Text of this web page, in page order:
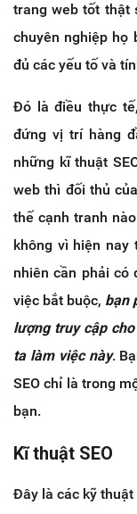
trang web tốt thật
chuyên nghiệp họ
đủ các yếu tố và
Đó là điều thực
đứng vị trí hàng
những kĩ thuật
web thì đối thủ
thế cạnh tranh
không vì hiện nay
nhiên cần phải có
việc bắt buộc, bạn
lượng truy cập
ta làm việc này.
SEO chỉ là trong
bạn.
Kĩ thuật SEO
Đây là các kỹ thuật